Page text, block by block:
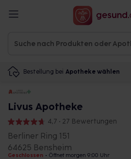
Bestellung bei Apotheke wählen
Livus Apotheke
4,7 • 27 Bewertungen
Berliner Ring 151
64625 Bensheim
Geschlossen • Öffnet morgen 9:00 Uhr